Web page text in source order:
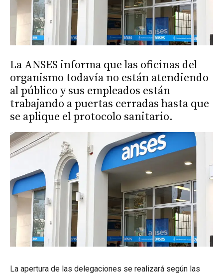
La ANSES informa que las oficinas del
organismo todavía no están atendiendo
al público y sus empleados están
trabajando a puertas cerradas hasta que
se aplique el protocolo sanitario.
La apertura de las delegaciones se realizará según las